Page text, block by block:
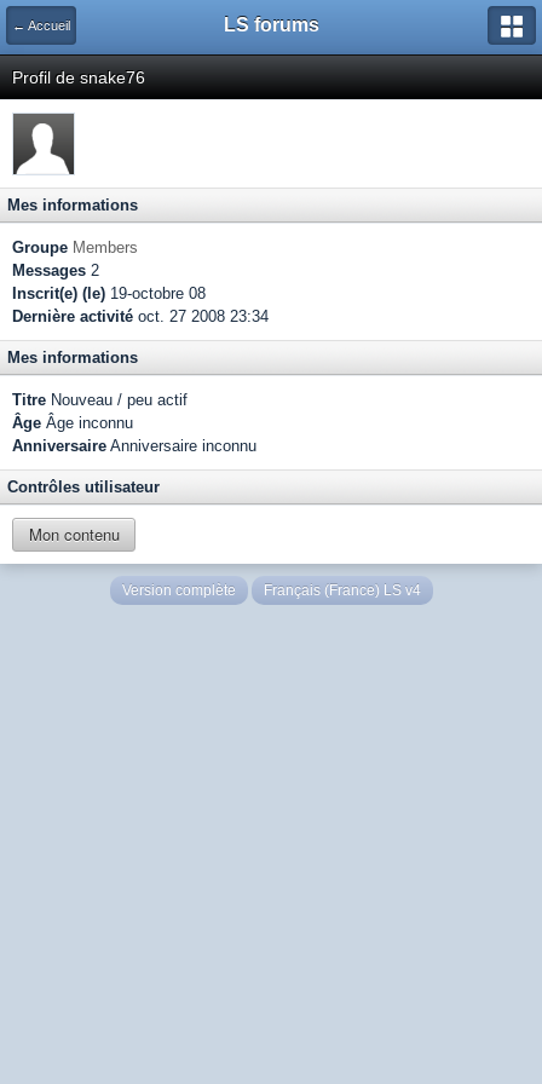
← Accueil LS forums
Profil de snake76
Mes informations
Groupe Members
Messages 2
Inscrit(e) (le) 19-octobre 08
Dernière activité oct. 27 2008 23:34
Mes informations
Titre Nouveau / peu actif
Âge Âge inconnu
Anniversaire Anniversaire inconnu
Contrôles utilisateur
Mon contenu
Version complète Français (France) LS v4